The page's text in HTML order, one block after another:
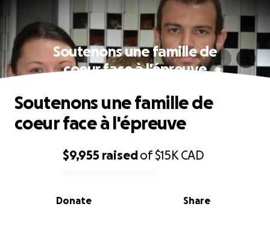
Soutenons une famille de
coeur face à l'épreuve
0% complete
$9,955 raisedof$15K CAD
Share
Donate
Soutenons une famille de
coeur face à l'épreuve